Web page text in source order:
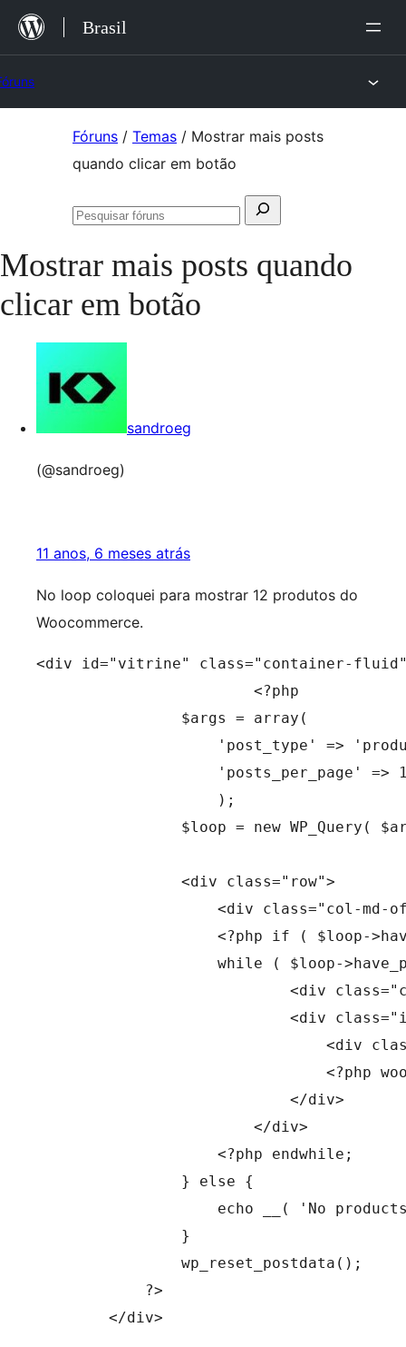
para
Brasil
Fóruns / Temas / Mostrar mais posts
quando clicar em botão
Pesquisar
Pesquisar
Mostrar mais posts quando
clicar em botão
sandroeg
(@sandroeg)
11 anos, 6 meses atrás
No loop coloquei para mostrar 12 produtos do
Woocommerce.
<div id="vitrine" class="container-
                $args = array(
'post_type' =>
'posts_per_page' =>
                    );
$loop = new WP_Query(
                <div class="row">
<div class="col-md-
<?php if ( $loop-
while ( $loop-
<div
<div
<?php
                            </div>
                        </div>
                    <?php endwhile;
                } else {
echo __( 'No
                }
                wp_reset_postdata();
            ?>
    	</div>